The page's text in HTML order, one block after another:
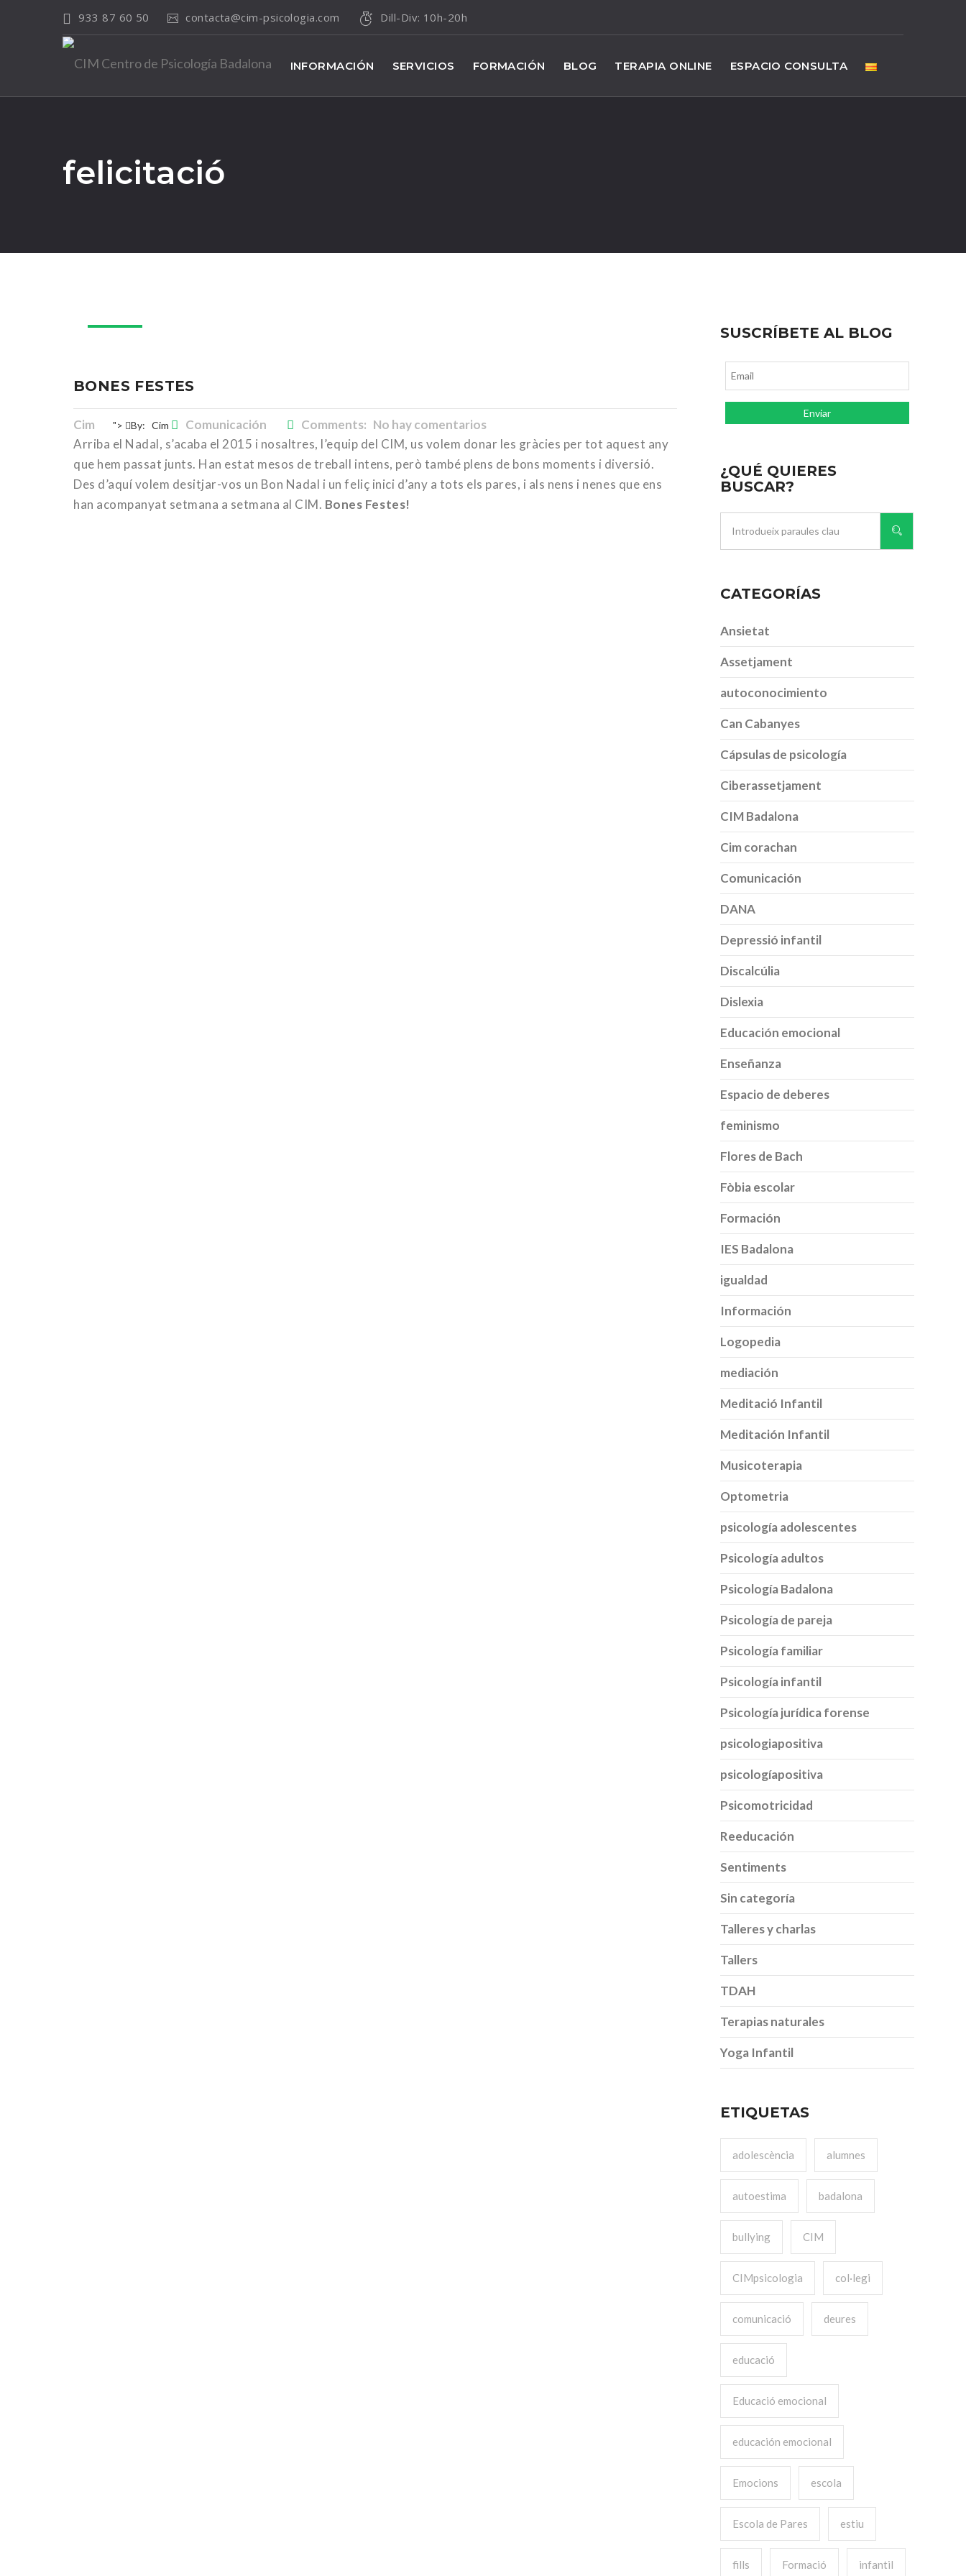
933 87 60 50 contacta@cim-psicologia.com Dill-Div: 10h-20h
INFORMACIÓN SERVICIOS FORMACIÓN BLOG TERAPIA ONLINE ESPACIO CONSULTA
felicitació
BONES FESTES
Cim "> By: Cim Comunicación
Comments: No hay comentarios
Arriba el Nadal, s’acaba el 2015 i nosaltres, l’equip del CIM, us volem donar les gràcies per tot aquest any
que hem passat junts. Han estat mesos de treball intens, però també plens de bons moments i diversió.
Des d’aquí volem desitjar-vos un Bon Nadal i un feliç inici d’any a tots els pares, i als nens i nenes que ens
han acompanyat setmana a setmana al CIM. Bones Festes!
SUSCRÍBETE AL BLOG
¿QUÉ QUIERES
BUSCAR?
CATEGORÍAS
Ansietat
Assetjament
autoconocimiento
Can Cabanyes
Cápsulas de psicología
Ciberassetjament
CIM Badalona
Cim corachan
Comunicación
DANA
Depressió infantil
Discalcúlia
Dislexia
Educación emocional
Enseñanza
Espacio de deberes
feminismo
Flores de Bach
Fòbia escolar
Formación
IES Badalona
igualdad
Información
Logopedia
mediación
Meditació Infantil
Meditación Infantil
Musicoterapia
Optometria
psicología adolescentes
Psicología adultos
Psicología Badalona
Psicología de pareja
Psicología familiar
Psicología infantil
Psicología jurídica forense
psicologiapositiva
psicologíapositiva
Psicomotricidad
Reeducación
Sentiments
Sin categoría
Talleres y charlas
Tallers
TDAH
Terapias naturales
Yoga Infantil
ETIQUETAS
adolescència alumnes
autoestima badalona
bullying CIM
CIMpsicologia col·legi
comunicació deures
educació
Educació emocional
educación emocional
Emocions escola
Escola de Pares estiu
fills Formació infantil